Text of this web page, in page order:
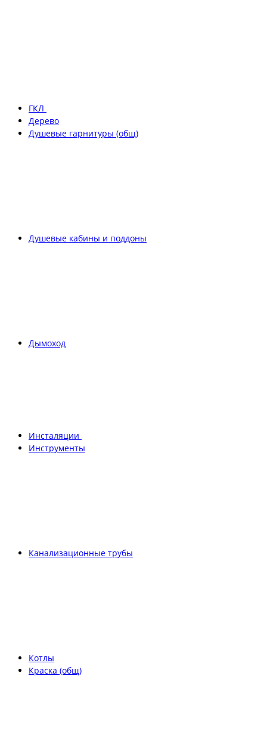
ГКЛ
Дерево
Душевые гарнитуры (общ)
Душевые кабины и поддоны
Дымоход
Инсталяции
Инструменты
Канализационные трубы
Котлы
Краска (общ)